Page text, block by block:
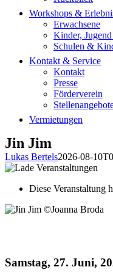
Workshops &
Erwachsene
Kinder,
Schulen &
Kontakt & Service
Kontakt
Presse
Förderverein
Vermietungen
Jin Jim
Lukas Bertels2026-08-
Diese Veranstaltung
Samstag, 27. Juni,